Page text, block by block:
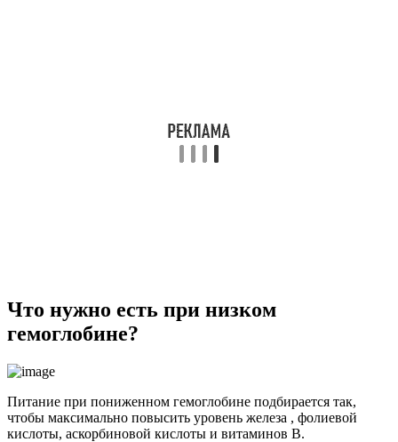
Что нужно есть при низком
гемоглобине?
Питание при пониженном гемоглобине подбирается так,
чтобы максимально повысить уровень железа , фолиевой
кислоты, аскорбиновой кислоты и витаминов В.